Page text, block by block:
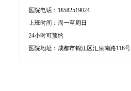
医院电话：18582519024
上班时间：周一至周日
24小时可预约
医院地址：成都市锦江区汇泉南路116号